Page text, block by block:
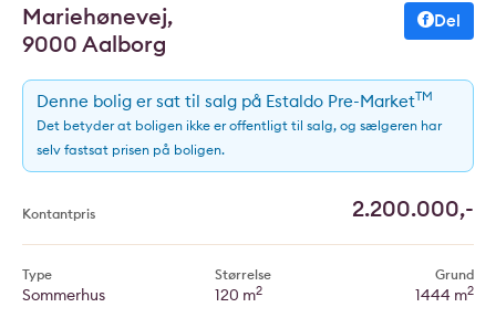
Mariehønevej,
9000 Aalborg
Del
Denne bolig er sat til salg på Estaldo Pre-MarketTM
Det betyder at boligen ikke er offentligt til salg, og sælgeren har
selv fastsat prisen på boligen.
Kontantpris 2.200.000,-
Type
Sommerhus
Størrelse
120 m2
Grund
1444 m2